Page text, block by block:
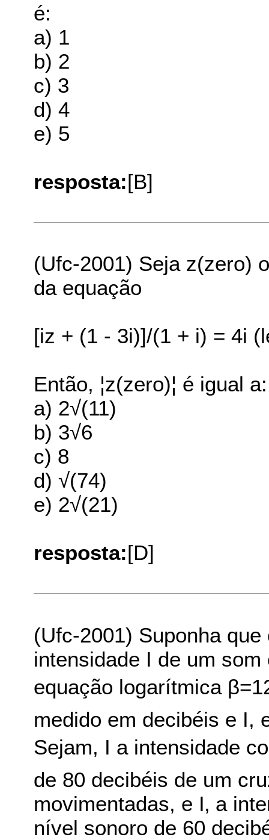
é:
a) 1
b) 2
c) 3
d) 4
e) 5
resposta:[B]
(Ufc-2001) Seja z(zero)
da equação
[iz + (1 - 3i)]/(1 + i) = 4i
Então, ¦z(zero)¦ é igual a:
a) 2√(11)
b) 3√6
c) 8
d) √(74)
e) 2√(21)
resposta:[D]
(Ufc-2001) Suponha
intensidade I de um
equação logarítmica
medido em decibéis e I,
Sejam, I a intensidade
de 80 decibéis de um
movimentadas, e I‚ a
nível sonoro de 60